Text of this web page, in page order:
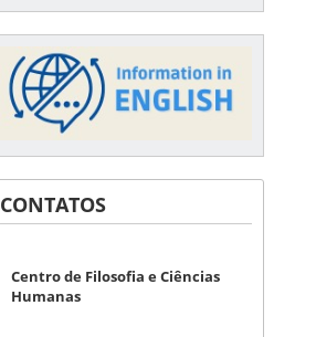
CONTATOS
Centro de Filosofia e Ciências
Humanas